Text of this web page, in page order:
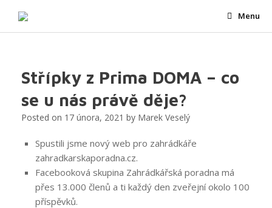
Menu
Střípky z Prima DOMA – co
se u nás právě děje?
Posted on 17 února, 2021 by Marek Veselý
Spustili jsme nový web pro zahrádkáře
zahradkarskaporadna.cz.
Facebooková skupina Zahrádkářská poradna má
přes 13.000 členů a ti každý den zveřejní okolo 100
příspěvků.